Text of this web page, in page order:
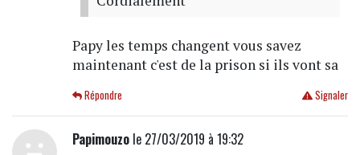
Papy les temps changent vous savez
maintenant c'est de la prison si ils vont sa
Signaler
Répondre
Papimouzole 27/03/2019 à 19:32